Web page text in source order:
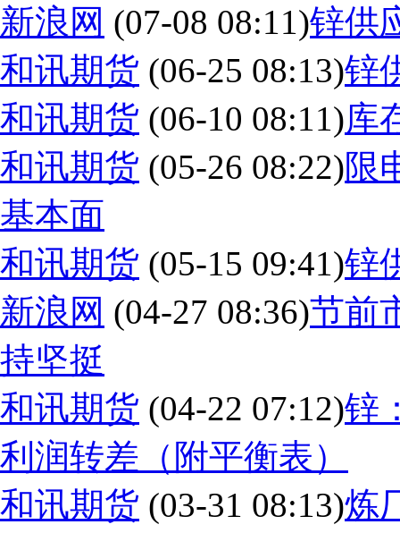
新浪网 (07-08 08:11)锌供
和讯期货 (06-25 08:13)锌
和讯期货 (06-10 08:11)库
和讯期货 (05-26 08:22)限
基本面
和讯期货 (05-15 09:41)锌
新浪网 (04-27 08:36)节前
持坚挺
和讯期货 (04-22 07:12)锌
利润转差（附平衡表）
和讯期货 (03-31 08:13)炼